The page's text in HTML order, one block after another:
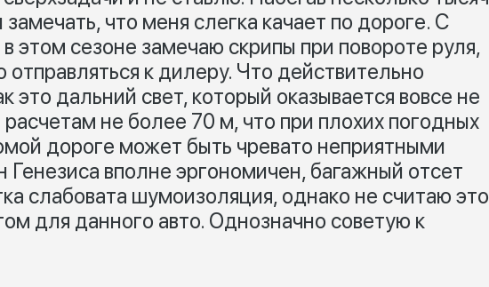
что меня слегка качает по дороге. С
этом сезоне замечаю скрипы при повороте руля,
к дилеру. Что действительно
это дальний свет, который оказывается вовсе не
не более 70 м, что при плохих погодных
дороге может быть чревато неприятными
вполне эргономичен, багажный отсет
слабовата шумоизоляция, однако не считаю это
для данного авто. Однозначно советую к